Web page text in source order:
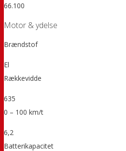
66.100
Motor & ydelse
Brændstof
El
Rækkevidde
635
0 – 100 km/t
6,2
Batterikapacitet